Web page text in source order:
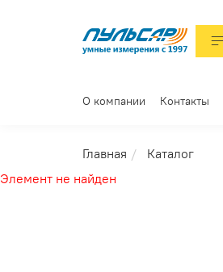
О компании Контакты
Главная
Каталог
Элемент не найден